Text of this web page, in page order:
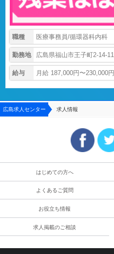
職種 医療事務員/循環器科内科
勤務地 広島県福山市王子町2-14-11
給与 月給 187,000円〜230,000円
広島求人センター 求人情報
はじめての方へ
よくあるご質問
お役立ち情報
求人掲載のご相談